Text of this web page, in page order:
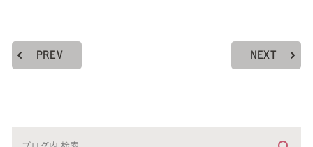
PREV NEXT